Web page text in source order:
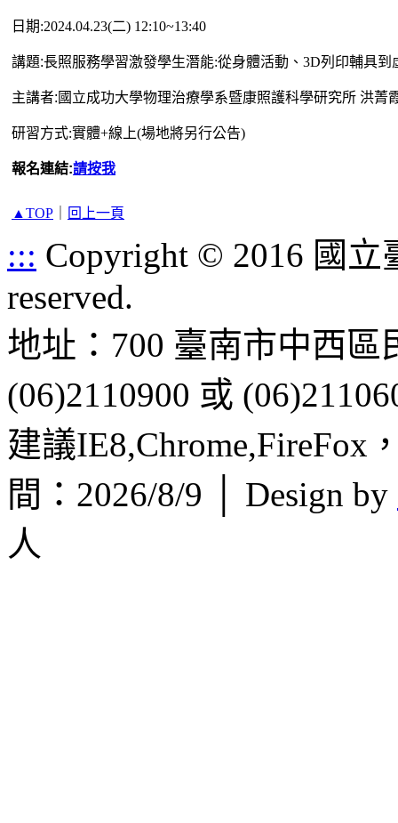
日期:2024.04.23(二) 12:10~13:40
講題:長照服務學習激發學生潛能:從身體活動、3D列印輔具到
主講者: 國立成功大學物理治療學系暨康照護科學研究所 洪菁
研習方式:實體+線上(場地將另行公告)
報名連結:請按我
▲TOP 回上一頁
::: Copyright © 2016 國
reserved.
地址：700 臺南市中西
(06)2110900 或
建議IE8,Chrome,FireFox
間：2026/8/9 │ Design by
人